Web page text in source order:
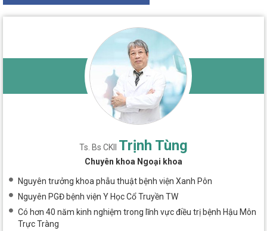
Ts. Bs CKII Trịnh Tùng
Chuyên khoa Ngoại khoa
Nguyên trưởng khoa phẫu thuật bệnh viện Xanh Pôn
Nguyên PGĐ bệnh viện Y Học Cổ Truyền TW
Có hơn 40 năm kinh nghiệm trong lĩnh vực điều trị bệnh Hậu Môn
Trực Tràng